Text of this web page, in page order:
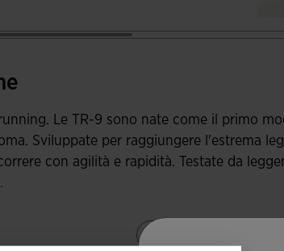
Le TR-9 sono nate come il primo
Sviluppate per raggiungere l'estrema
con agilità e rapidità. Testate da
in mesh rifinito in Jacquard, molto
la ventilazione del sudore e permettono la